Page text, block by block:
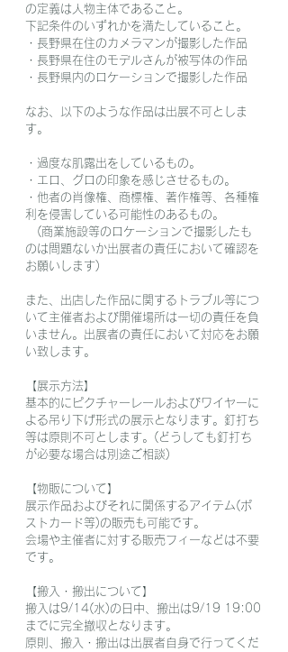
の定義は人物主体であること。
下記条件のいずれかを満たしていること。
・長野県在住のカメラマンが撮影した作品
・長野県在住のモデルさんが被写体の作品
・長野県内のロケーションで撮影した作品
なお、以下のような作品は出展不可としま
す。
・過度な肌露出をしているもの。
・エロ、グロの印象を感じさせるもの。
・他者の肖像権、商標権、著作権等、各種権
利を侵害している可能性のあるもの。
(商業施設等のロケーションで撮影したも
のは問題ないか出展者の責任において確認を
お願いします)
また、出店した作品に関するトラブル等につ
いて主催者および開催場所は一切の責任を負
いません。出展者の責任において対応をお願
い致します。
【展示方法】
基本的にピクチャーレールおよびワイヤーに
よる吊り下げ形式の展示となります。釘打ち
等は原則不可とします。(どうしても釘打ち
が必要な場合は別途ご相談)
【物販について】
展示作品およびそれに関係するアイテム(ポ
ストカード等)の販売も可能です。
会場や主催者に対する販売フィーなどは不要
です。
【搬入・搬出について】
搬入は9/14(水)の日中、搬出は9/19 19:00
までに完全撤収となります。
原則、搬入・搬出は出展者自身で行ってくだ